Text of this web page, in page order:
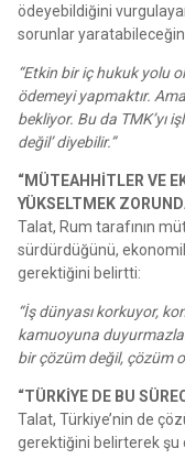
ödeyebildiğini
sorunlar
“Etkin bir iç hukuk yolu
ödemeyi yapmaktır.
bekliyor. Bu da TMK’yı
değil’ diyebilir.”
“MÜTEAHHİTLER VE
YÜKSELTMEK
Talat, Rum tarafının
sürdürdüğünü,
gerektiğini belirtti:
“İş dünyası korkuyor,
kamuoyuna
bir çözüm değil, çözüm
“TÜRKİYE DE BU
Talat, Türkiye’nin de
gerektiğini belirterek şu